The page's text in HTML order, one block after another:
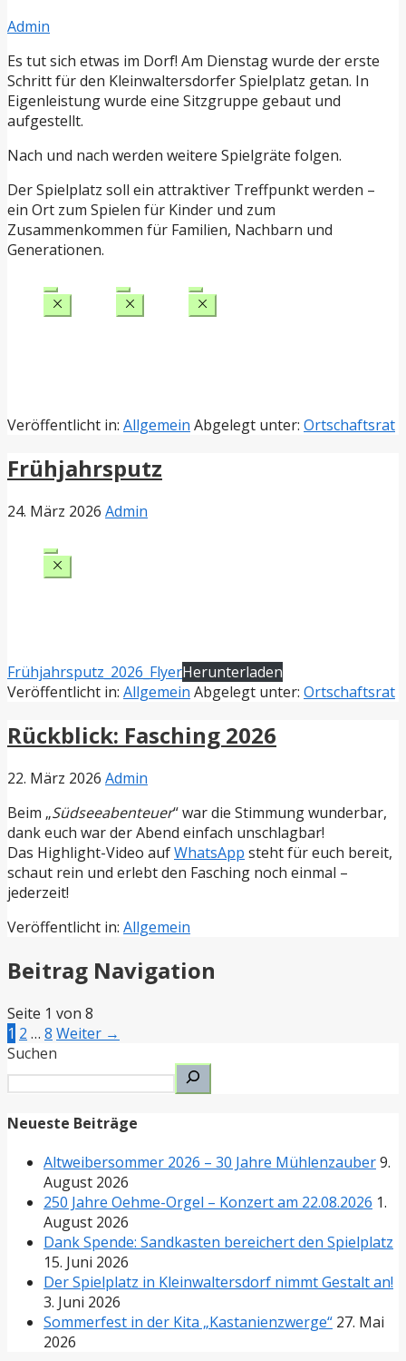
Admin
Es tut sich etwas im Dorf! Am Dienstag wurde der erste
Schritt für den Kleinwaltersdorfer Spielplatz getan. In
Eigenleistung wurde eine Sitzgruppe gebaut und
aufgestellt.
Nach und nach werden weitere Spielgräte folgen.
Der Spielplatz soll ein attraktiver Treffpunkt werden –
ein Ort zum Spielen für Kinder und zum
Zusammenkommen für Familien, Nachbarn und
Generationen.
Veröffentlicht in: Allgemein Abgelegt unter: Ortschaftsrat
Frühjahrsputz
24. März 2026 Admin
Frühjahrsputz_2026_FlyerHerunterladen
Veröffentlicht in: Allgemein Abgelegt unter: Ortschaftsrat
Rückblick: Fasching 2026
22. März 2026 Admin
Beim „Südseeabenteuer“ war die Stimmung wunderbar,
dank euch war der Abend einfach unschlagbar!
Das Highlight-Video aufWhatsApp steht für euch bereit,
schaut rein und erlebt den Fasching noch einmal –
jederzeit!
Veröffentlicht in: Allgemein
Beitrag Navigation
Seite 1 von 8
1 2 … 8 Weiter →
Suchen
Neueste Beiträge
Altweibersommer 2026 – 30 Jahre Mühlenzauber9.
August 2026
250 Jahre Oehme-Orgel – Konzert am 22.08.2026 1.
August 2026
Dank Spende: Sandkasten bereichert den Spielplatz
15. Juni 2026
Der Spielplatz in Kleinwaltersdorf nimmt Gestalt an!
3. Juni 2026
Sommerfest in der Kita „Kastanienzwerge“ 27. Mai
2026